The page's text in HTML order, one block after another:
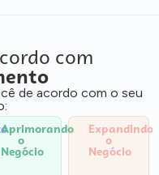
com
de acordo com o seu
Aprimorando
o
Negócio
Expandindo
o
Negócio